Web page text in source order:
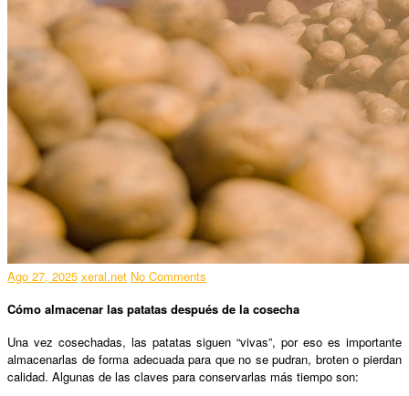
Ago 27, 2025 xeral.net No Comments
Cómo almacenar las patatas después de la cosecha
Una vez cosechadas, las patatas siguen “vivas”, por eso es importante
almacenarlas de forma adecuada para que no se pudran, broten o pierdan
calidad. Algunas de las claves para conservarlas más tiempo son: